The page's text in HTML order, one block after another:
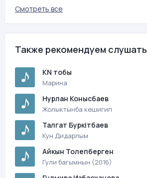
Смотреть все
Также рекомендуем слушать
KN тобы
Марина
Нурлан Конысбаев
Жолыктынба кешигип
Талгат Буркiтбаев
Кун Дидарлым
Айкын Толепберген
Гули багымнын (2016)